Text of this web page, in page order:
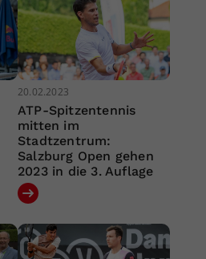
20.02.2023
ATP-Spitzentennis
mitten im
Stadtzentrum:
Salzburg Open gehen
2023 in die 3. Auflage